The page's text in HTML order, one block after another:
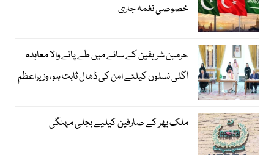
خصوصی نغمہ جاری
حرمین شریفین کے سائے میں طے پانے والا معاہدہ
اگلی نسلوں کیلئے امن کی ڈھال ثابت ہو، وزیراعظم
ملک بھر کے صارفین کیلیے بجلی مہنگی